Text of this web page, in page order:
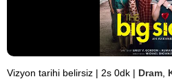
Vizyon tarihi belirsiz | 2s 0dk | Dram